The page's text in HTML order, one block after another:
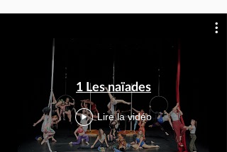
1 Les naïades
Lire la vidéo